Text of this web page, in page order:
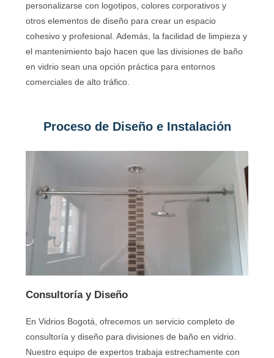
personalizarse con logotipos, colores corporativos y
otros elementos de diseño para crear un espacio
cohesivo y profesional. Además, la facilidad de limpieza y
el mantenimiento bajo hacen que las divisiones de baño
en vidrio sean una opción práctica para entornos
comerciales de alto tráfico.
Proceso de Diseño e Instalación
Consultoría y Diseño
En Vidrios Bogotá, ofrecemos un servicio completo de
consultoría y diseño para divisiones de baño en vidrio.
Nuestro equipo de expertos trabaja estrechamente con